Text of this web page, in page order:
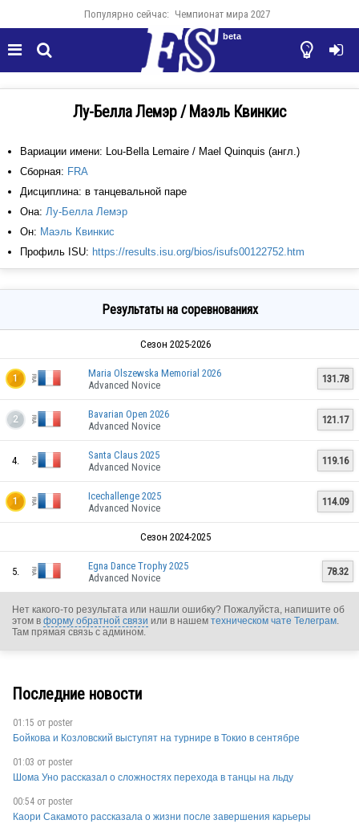
Популярно сейчас: Чемпионат мира 2027
  

beta
Лу-Белла Лемэр / Маэль Квинкис
Вариации имени: Lou-Bella Lemaire / Mael Quinquis (англ.)
Сборная: FRA
Дисциплина: в танцевальной паре
Она: Лу-Белла Лемэр
Он: Маэль Квинкис
Профиль ISU: https://results.isu.org/bios/isufs00122752.htm
Результаты на соревнованиях
Сезон 2025-2026
1
FRA
Maria Olszewska Memorial 2026
Advanced Novice
131.78
2
FRA
Bavarian Open 2026
Advanced Novice
121.17
4.
FRA
Santa Claus 2025
Advanced Novice
119.16
1
Icechallenge 2025
Advanced Novice
114.09
Сезон 2024-2025
5.
Egna Dance Trophy 2025
Advanced Novice
78.32
Нет какого-то результата или нашли ошибку? Пожалуйста, напишите об
этом в форму обратной связи или в нашем техническом чате Телеграм.
Там прямая связь с админом.
Последние новости
01:15 от poster
Бойкова и Козловский выступят на турнире в Токио в сентябре
01:03 от poster
Шома Уно рассказал о сложностях перехода в танцы на льду
00:54 от poster
Каори Сакамото рассказала о жизни после завершения карьеры